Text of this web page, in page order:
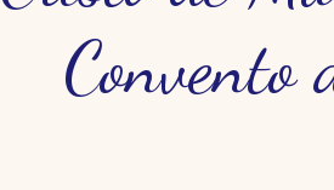
Convento